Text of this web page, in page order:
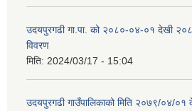
उदयपुरगढी गा.पा. को २०८०-०४-०१ देखी
विवरण
मिति: 2024/03/17 - 15:04
उदयपुरगढी गाउँपालिकाको मिति २०७९/०४/